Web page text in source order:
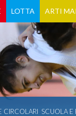
LOTTA ARTI
CIRCOLARI SCUOLA E